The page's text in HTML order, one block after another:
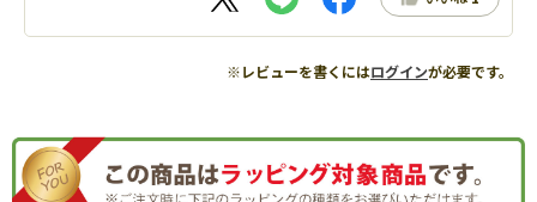
※レビューを書くにはログインが必要です。